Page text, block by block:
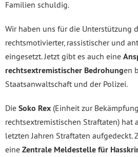
Familien schuldig.
Wir haben uns für die Unterstützung
rechtsmotivierter, rassistischer und
eingesetzt. Jetzt gibt es auch eine
rechtsextremistischer Bedrohungen
Staatsanwaltschaft und der Polizei.
Die Soko Rex (Einheit zur
rechtsextremistischen Straftaten) hat
letzten Jahren Straftaten aufgedeckt.
eine Zentrale Meldestelle für